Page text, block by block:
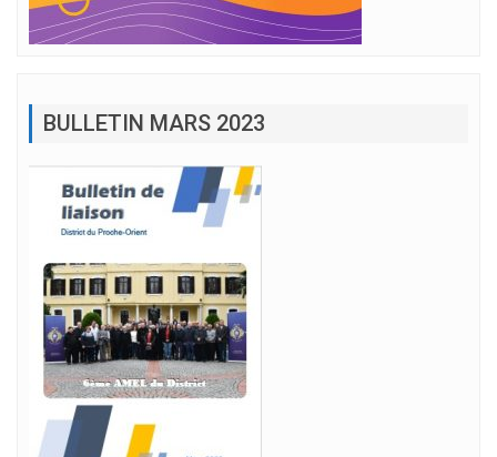
BULLETIN MARS 2023